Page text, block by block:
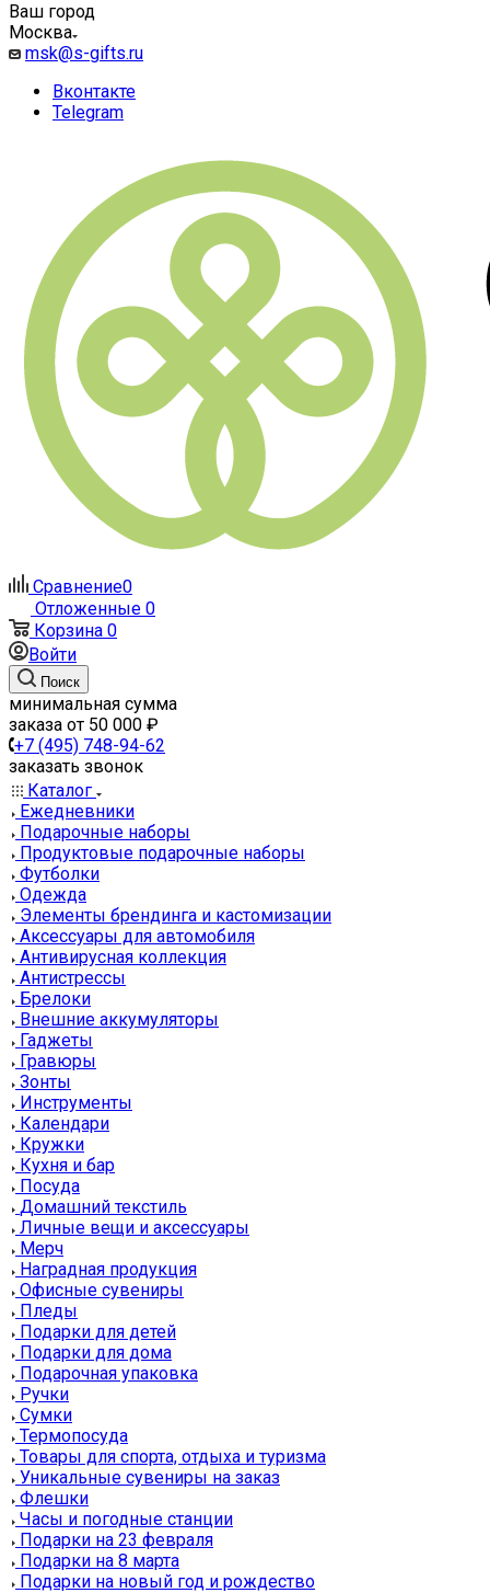
Ваш город
Москва
msk@s-gifts.ru
Вконтакте
Telegram
Сравнение0
Отложенные 0
Корзина 0
Войти
Поиск
минимальная сумма
заказа от 50 000 ₽
+7 (495) 748-94-62
заказать звонок
Каталог
Ежедневники
Подарочные наборы
Продуктовые подарочные наборы
Футболки
Одежда
Элементы брендинга и кастомизации
Аксессуары для автомобиля
Антивирусная коллекция
Антистрессы
Брелоки
Внешние аккумуляторы
Гаджеты
Гравюры
Зонты
Инструменты
Календари
Кружки
Кухня и бар
Посуда
Домашний текстиль
Личные вещи и аксессуары
Мерч
Наградная продукция
Офисные сувениры
Пледы
Подарки для детей
Подарки для дома
Подарочная упаковка
Ручки
Сумки
Термопосуда
Товары для спорта, отдыха и туризма
Уникальные сувениры на заказ
Флешки
Часы и погодные станции
Подарки на 23 февраля
Подарки на 8 марта
Подарки на новый год и рождество